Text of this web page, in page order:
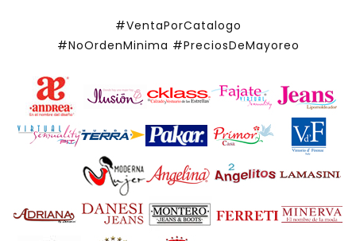
#VentaPorCatalogo
#NoOrdenMinima #PreciosDeMayoreo